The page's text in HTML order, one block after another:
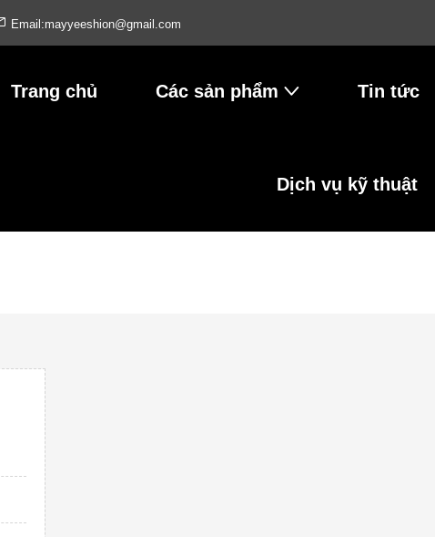
Email:mayyeeshion@gmail.com
Trang chủ Các sản phẩm Tin tức
Dịch vụ kỹ thuật